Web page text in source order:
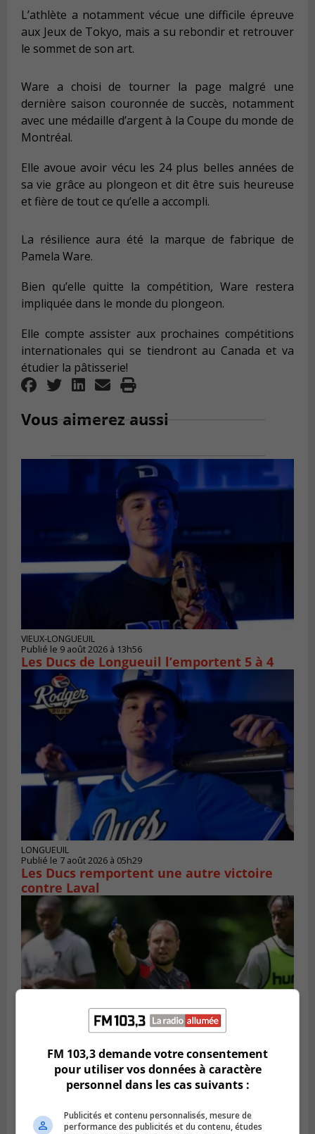
L’athlète a notamment vécue une difficile épreuve
aux Jeux de Tokyo, mais a su rebondir et retrouver
le sommet de son art.
Ware a choisi de tourner la page malgré une
dernière saison couronnée de succès, notamment
avec une médaille d’argent à la Coupe du monde de
Montréal.
Elle avoue avoir vécu les 24 plus belles années de
sa vie grâce au plongeon et dit être suis heureuse
et fière de tout ce qu’elle a accompli.
La résilience aura été la marque de fabrique de
Pamela Ware.
Bien qu’elle quitte la compétition, Ware restera
impliquée dans le monde du plongeon.
Elle compte assister aux prochaines compétitions
internationales qui se tiendront au Canada et va
étudier la pâtisserie!
Vous aimerez aussi
VIEUX-LONGUEUIL
Publié le 9 août 2026 à 13h56
Les Ducs de Longueuil l’emportent 5 à 4
LONGUEUIL
Publié le 7 août 2026 à 05h29
Les Ducs remportent une autre victoire
contre Laval
Publié le 6 août 2026 à 16h00
Un Québécois parmi l’élite du soccer
FM 103,3 demande votre consentement
pour utiliser vos données à caractère
personnel dans les cas suivants :
Publicités et contenu personnalisés, mesure de
performance des publicités et du contenu, études